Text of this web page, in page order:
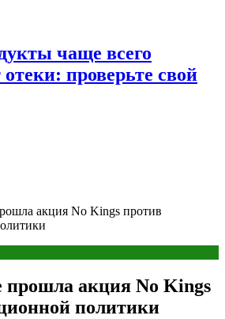
чаще всего
проверьте свой
акция No Kings против
акция No Kings
политики